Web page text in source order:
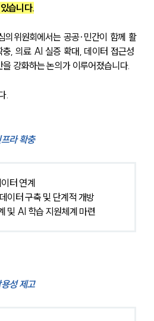
습니다.
의위원회에서는 공공·민간이 함께 활
, 의료 AI 실증 확대, 데이터 접근성
강화하는 논의가 이루어졌습니다.
.
라 확충
터 연계
이터 구축 및 단계적 개방
및 AI 학습 지원체계 마련
성 제고